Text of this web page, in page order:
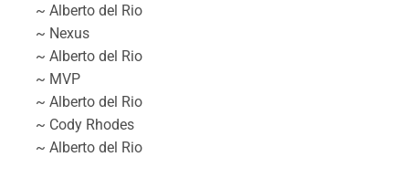
~ Alberto del Rio
~ Nexus
~ Alberto del Rio
~ MVP
~ Alberto del Rio
~ Cody Rhodes
~ Alberto del Rio